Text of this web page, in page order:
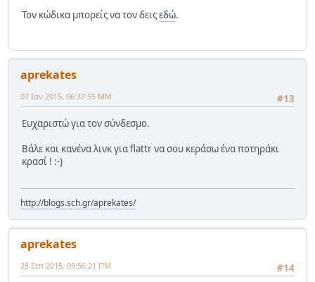
Τον κώδικα μπορείς να τον δειςεδώ.
aprekates
#13
07 Ιαν 2015, 06:37:55 ΜΜ
Ευχαριστώ για τον σύνδεσμο.
Βάλε και κανένα λινκ για flattr να σου κεράσω ένα ποτηράκι
κρασί ! :-)
http://blogs.sch.gr/aprekates/
aprekates
#14
28 Σεπ 2015, 09:56:21 ΠΜ